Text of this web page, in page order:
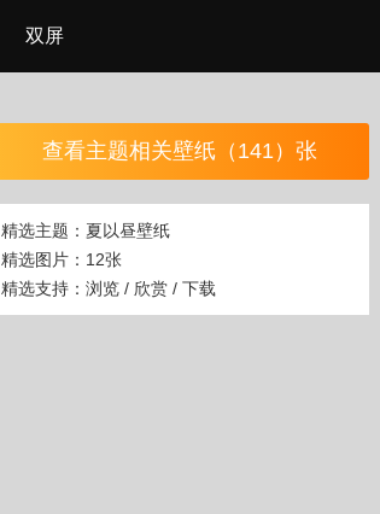
双屏
查看主题相关壁纸（141）张
精选主题：夏以昼壁纸
精选图片：12张
精选支持：浏览 / 欣赏 / 下载